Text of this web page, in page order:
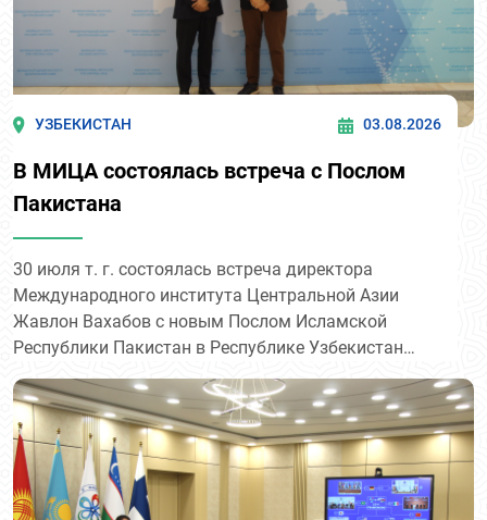
УЗБЕКИСТАН 03.08.2026
В МИЦА состоялась встреча с Послом
Пакистана
30 июля т. г. состоялась встреча директора
Международного института Центральной Азии
Жавлон Вахабов с новым Послом Исламской
Республики Пакистан в Республике Узбекистан
Мухаммадом Мудассиром Типу.